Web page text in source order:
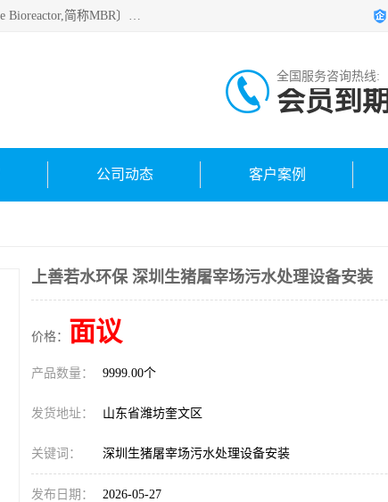
MBR污水处理设备广泛应用于各种需要直接排放河流里的污水处理，设备采用膜生物反应器（Membrane Bioreactor,简称MBR〕技术，取代了传统工艺中的二沉池，它可以*地进行固液分离，得到直接使用的稳定中水，又可在生物池内维持高浓度的微生物量，工艺剩余污泥少，极有效地去除氨氮，出水悬浮物和浊度接近于零，出水中细菌和病毒被大幅度去除，能耗低，占地面积小。
全国服务咨询热线:
会员到期
公司动态 客户案例
上善若水环保 深圳生猪屠宰场污水处理设备安装
价格： 面议
产品数量： 9999.00个
发货地址： 山东省潍坊奎文区
关键词： 深圳生猪屠宰场污水处理设备安装
发布日期： 2026-05-27